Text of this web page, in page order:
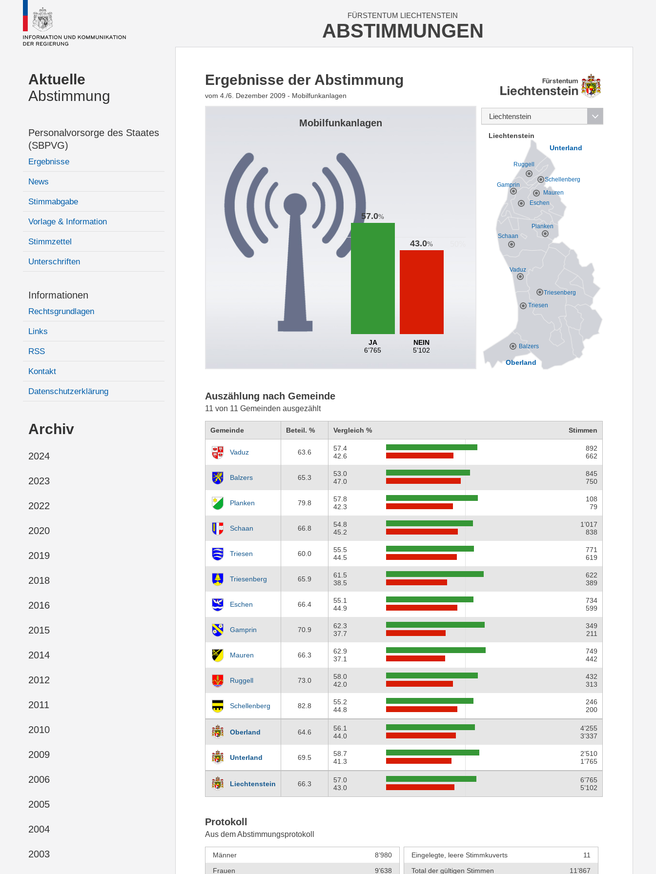
FÜRSTENTUM LIECHTENSTEIN
ABSTIMMUNGEN
Aktuelle
Abstimmung
Personalvorsorge des Staates
(SBPVG)
Ergebnisse
News
Stimmabgabe
Vorlage & Information
Stimmzettel
Unterschriften
Informationen
Rechtsgrundlagen
Links
RSS
Kontakt
Datenschutzerklärung
Archiv
2024
2023
2022
2020
2019
2018
2016
2015
2014
2012
2011
2010
2009
2006
2005
2004
2003
Vaduz
Balzers
Planken
Schaan
Triesen
Triesenberg
Eschen
Gamprin
Mauren
Ruggell
Schellenberg
Oberland
Unterland
Liechtenstein
Ergebnisse der Abstimmung
vom 4./6. Dezember 2009 - Mobilfunkanlagen
Mobilfunkanlagen
57.0%
JA
6’765
43.0%
NEIN
5’102
Auszählung nach Gemeinde
11 von 11 Gemeinden ausgezählt
Gemeinde Beteil. % Vergleich % Stimmen
Vaduz 63.6
57.4
42.6
892
662
Balzers 65.3
53.0
47.0
845
750
Planken 79.8
57.8
42.3
108
79
Schaan 66.8
54.8
45.2
1’017
838
Triesen 60.0
55.5
44.5
771
619
Triesenberg 65.9
61.5
38.5
622
389
Eschen 66.4
55.1
44.9
734
599
Gamprin 70.9
62.3
37.7
349
211
Mauren 66.3
62.9
37.1
749
442
Ruggell 73.0
58.0
42.0
432
313
Schellenberg 82.8
55.2
44.8
246
200
Oberland 64.6
56.1
44.0
4’255
3’337
Unterland 69.5
58.7
41.3
2’510
1’765
Liechtenstein 66.3
57.0
43.0
6’765
5’102
Protokoll
Aus dem Abstimmungsprotokoll
Männer
8’980
Frauen
9’638
Eingelegte, leere Stimmkuverts
11
Total der gültigen Stimmen
11’867